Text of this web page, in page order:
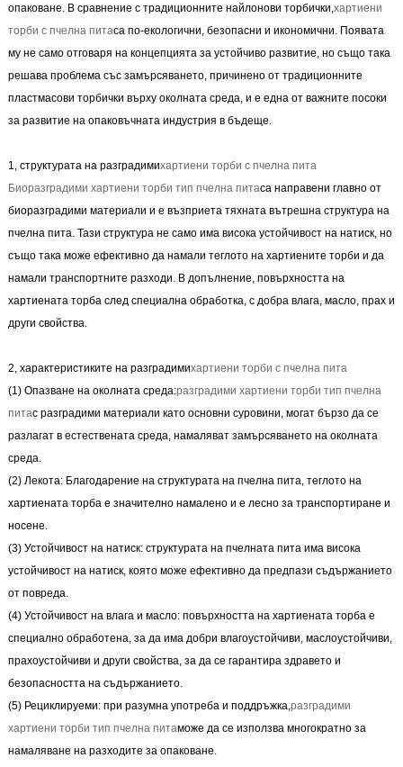
опаковане. В сравнение с традиционните найлонови торбички, хартиени
торби с пчелна питаса по-екологични, безопасни и икономични. Появата
му не само отговаря на концепцията за устойчиво развитие, но също така
решава проблема със замърсяването, причинено от традиционните
пластмасови торбички върху околната среда, и е една от важните посоки
за развитие на опаковъчната индустрия в бъдеще.
1, структурата на разградимихартиени торби с пчелна пита
Биоразградими хартиени торби тип пчелна питаса направени главно от
биоразградими материали и е възприета тяхната вътрешна структура на
пчелна пита. Тази структура не само има висока устойчивост на натиск, но
също така може ефективно да намали теглото на хартиените торби и да
намали транспортните разходи. В допълнение, повърхността на
хартиената торба след специална обработка, с добра влага, масло, прах и
други свойства.
2, характеристиките на разградимихартиени торби с пчелна пита
(1) Опазване на околната среда:разградими хартиени торби тип пчелна
питас разградими материали като основни суровини, могат бързо да се
разлагат в естествената среда, намаляват замърсяването на околната
среда.
(2) Лекота: Благодарение на структурата на пчелна пита, теглото на
хартиената торба е значително намалено и е лесно за транспортиране и
носене.
(3) Устойчивост на натиск: структурата на пчелната пита има висока
устойчивост на натиск, която може ефективно да предпази съдържанието
от повреда.
(4) Устойчивост на влага и масло: повърхността на хартиената торба е
специално обработена, за да има добри влагоустойчиви, маслоустойчиви,
прахоустойчиви и други свойства, за да се гарантира здравето и
безопасността на съдържанието.
(5) Рециклируеми: при разумна употреба и поддръжка, разградими
хартиени торби тип пчелна питаможе да се използва многократно за
намаляване на разходите за опаковане.